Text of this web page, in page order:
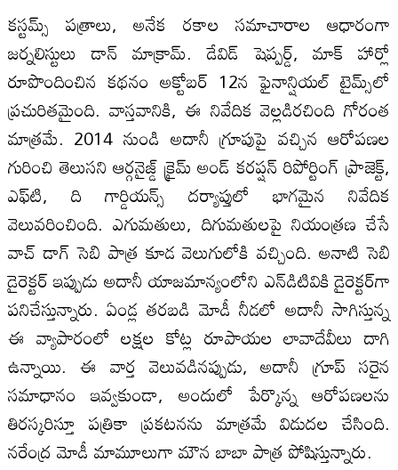
కస్టమ్స్‌ పత్రాలు, అనేక రకాల సమాచారాల ఆధారంగా
జర్నలిస్టులు డాన్‌ మాక్రామ్‌. డేవిడ్‌ షెప్పర్డ్‌, మాక్‌ హార్లో
రూపొందించిన కథనం అక్టోబర్‌ 12న ఫైనాన్షియల్‌ టైమ్స్‌లో
ప్రచురితమైంది. వాస్తవానికి, ఈ నివేదిక వెల్లడిరచింది గోరంత
మాత్రమే. 2014 నుండి అదానీ గ్రూపుపై వచ్చిన ఆరోపణల
గురించి తెలుసని ఆర్గనైజ్డ్‌ క్రైమ్‌ అండ్‌ కరప్షన్‌ రిపోర్టింగ్‌ ప్రాజెక్ట్‌,
ఎఫ్‌టి, ది గార్డియన్స్‌ దర్యాప్తులో భాగమైన నివేదిక
వెలువరించింది. ఎగుమతులు, దిగుమతులపై నియంత్రణ చేసే
వాచ్‌ డాగ్‌ సెబి పాత్ర కూడ వెలుగులోకి వచ్చింది. అనాటి సెబి
డైరెక్టర్‌ ఇప్పుడు అదానీ యాజమాన్యంలోని ఎన్‌డిటివికి డైరెక్టర్‌గా
పనిచేస్తున్నారు. ఏండ్ల తరబడి మోడీ నీడలో అదానీ సాగిస్తున్న
ఈ వ్యాపారంలో లక్షల కోట్ల రూపాయల లావాదేవీలు దాగి
ఉన్నాయి. ఈ వార్త వెలువడినప్పుడు, అదానీ గ్రూప్‌ సరైన
సమాధానం ఇవ్వకుండా, అందులో పేర్కొన్న ఆరోపణలను
తిరస్కరిస్తూ పత్రికా ప్రకటనను మాత్రమే విడుదల చేసింది.
నరేంద్ర మోడీ మామూలుగా మౌన బాబా పాత్ర పోషిస్తున్నారు.